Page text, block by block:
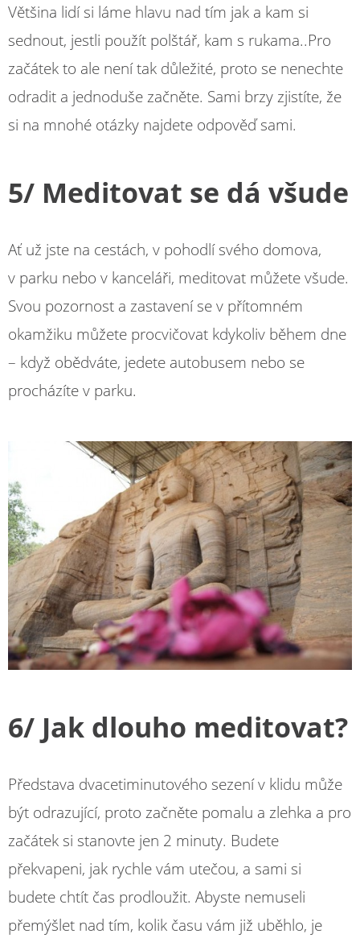
Většina lidí si láme hlavu nad tím jak a kam si
sednout, jestli použít polštář, kam s rukama..Pro
začátek to ale není tak důležité, proto se nenechte
odradit a jednoduše začněte. Sami brzy zjistíte, že
si na mnohé otázky najdete odpověď sami.
5/ Meditovat se dá všude
Ať už jste na cestách, v pohodlí svého domova,
v parku nebo v kanceláři, meditovat můžete všude.
Svou pozornost a zastavení se v přítomném
okamžiku můžete procvičovat kdykoliv během dne
– když obědváte, jedete autobusem nebo se
procházíte v parku.
6/ Jak dlouho meditovat?
Představa dvacetiminutového sezení v klidu může
být odrazující, proto začněte pomalu a zlehka a pro
začátek si stanovte jen 2 minuty. Budete
překvapeni, jak rychle vám utečou, a sami si
budete chtít čas prodloužit. Abyste nemuseli
přemýšlet nad tím, kolik času vám již uběhlo, je